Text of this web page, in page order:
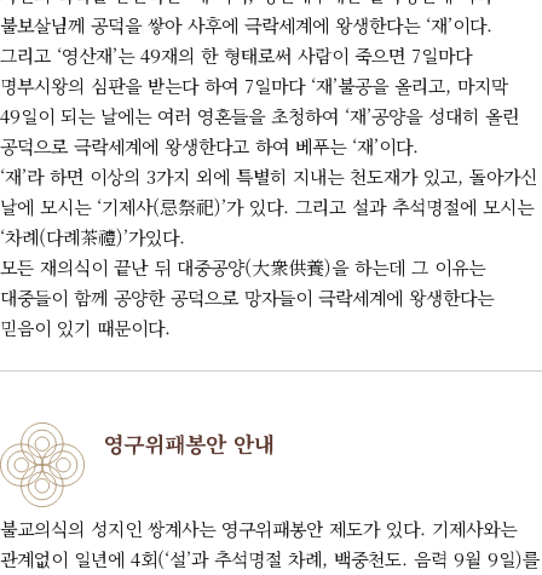
불보살님께 공덕을 쌓아 사후에 극락세계에 왕생한다는 ‘재’이다.
그리고 ‘영산재’는 49재의 한 형태로써 사람이 죽으면 7일마다
명부시왕의 심판을 받는다 하여 7일마다 ‘재’불공을 올리고, 마지막
49일이 되는 날에는 여러 영혼들을 초청하여 ‘재’공양을 성대히 올린
공덕으로 극락세계에 왕생한다고 하여 베푸는 ‘재’이다.
‘재’라 하면 이상의 3가지 외에 특별히 지내는 천도재가 있고, 돌아가신
날에 모시는 ‘기제사(忌祭祀)’가 있다. 그리고 설과 추석명절에 모시는
‘차례(다례茶禮)’가있다.
모든 재의식이 끝난 뒤 대중공양(大衆供養)을 하는데 그 이유는
대중들이 함께 공양한 공덕으로 망자들이 극락세계에 왕생한다는
믿음이 있기 때문이다.
영구위패봉안 안내
불교의식의 성지인 쌍계사는 영구위패봉안 제도가 있다. 기제사와는
관계없이 일년에 4회(‘설’과 추석명절 차례, 백중천도. 음력 9월 9일)를